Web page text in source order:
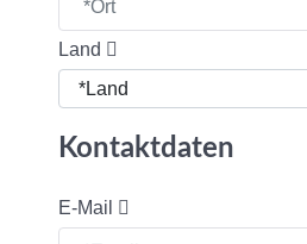
Land
Kontaktdaten
E-Mail